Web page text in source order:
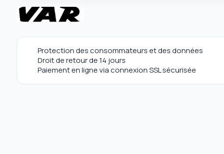
Protection des consommateurs et des données
Droit de retour de 14 jours
Paiement en ligne via connexion SSL sécurisée